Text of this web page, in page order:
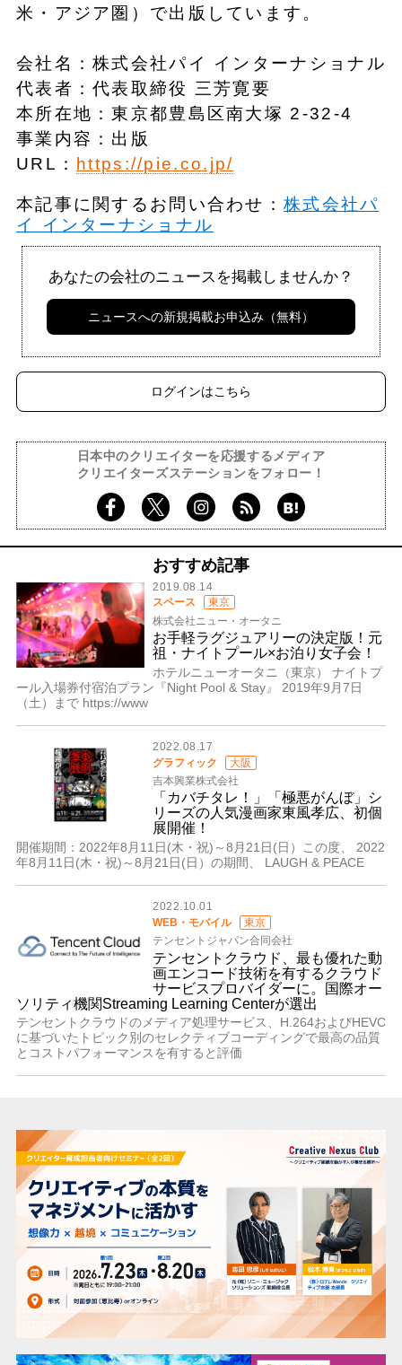
⽶・アジア圏）で出版しています。
会社名：株式会社パイ インターナショナル
代表者：代表取締役 三芳寛要
本所在地：東京都豊島区南大塚 2-32-4
事業内容：出版
URL：
https://pie.co.jp/
本記事に関するお問い合わせ：株式会社パ
イ インターナショナル
あなたの会社のニュースを掲載しませんか？
ニュースへの新規掲載お申込み（無料）
ログインはこちら
日本中のクリエイターを応援するメディア
クリエイターズステーションをフォロー！
おすすめ記事
2019.08.14
スペース
東京
株式会社ニュー・オータニ
お手軽ラグジュアリーの決定版！元
祖・ナイトプール×お泊り女子会！
ホテルニューオータニ（東京） ナイトプ
ール入場券付宿泊プラン『Night Pool & Stay』 2019年9月7日
（土）まで https://www
2022.08.17
グラフィック
大阪
吉本興業株式会社
「カバチタレ！」「極悪がんぼ」シ
リーズの人気漫画家東風孝広、初個
展開催！
開催期間：2022年8月11日(木・祝)～8月21日(日）この度、 2022
年8月11日(木・祝)～8月21日(日）の期間、 LAUGH & PEACE
2022.10.01
WEB・モバイル
東京
テンセントジャパン合同会社
テンセントクラウド、最も優れた動
画エンコード技術を有するクラウド
サービスプロバイダーに。国際オー
ソリティ機関Streaming Learning Centerが選出
テンセントクラウドのメディア処理サービス、H.264およびHEVC
に基づいたトピック別のセレクティブコーディングで最高の品質
とコストパフォーマンスを有すると評価